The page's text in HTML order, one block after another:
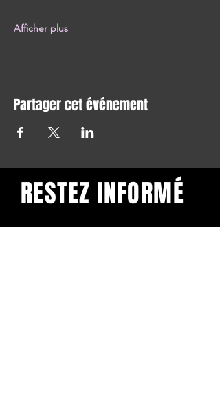
Afficher plus
Partager cet événement
Restez informé et abonnez-
RESTEZ INFORMÉ